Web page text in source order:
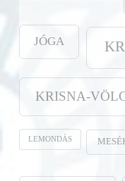
JÓGA
KRISNA-
LEMONDÁS